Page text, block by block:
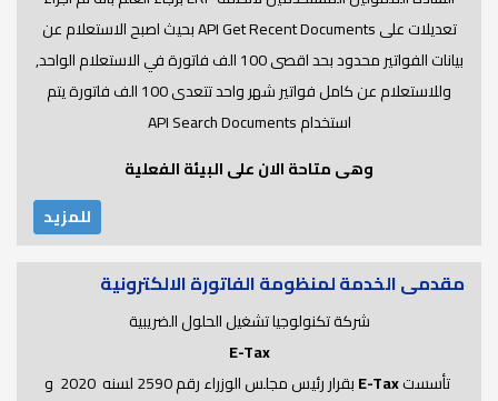
تعديلات على API Get Recent Documents بحيث اصبح الاستعلام عن
بيانات الفواتير محدود بحد اقصى 100 الف فاتورة في الاستعلام الواحد,
وللاستعلام عن كامل فواتير شهر واحد تتعدى 100 الف فاتورة يتم
استخدام API Search Documents
وهى متاحة الان على البيئة الفعلية
للمزيد
مقدمى الخدمة لمنظومة الفاتورة الالكترونية
شركة تكنولوجيا تشغيل الحلول الضريبية
E-Tax
تأسستE-Tax
بقرار رئيس مجلس الوزراء رقم 2590 لسنه 2020 و